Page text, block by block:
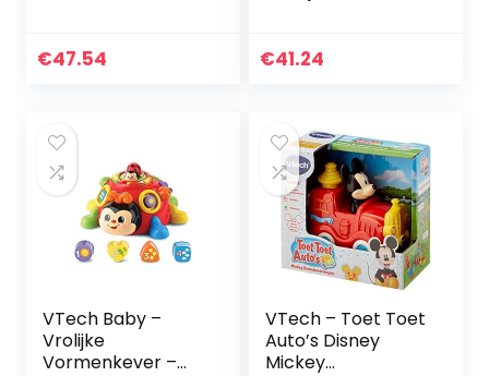
spelniveaus voor
€47.54 €41.24
VTech Baby –
Vrolijke
Vormenkever –
VTech – Toet Toet
Auto’s Disney
Mickey